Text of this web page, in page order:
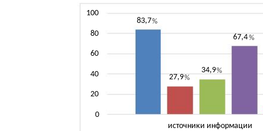
83,7%
27,9%
34,9%
67,4%
0
20
40
60
80
100
источники информации